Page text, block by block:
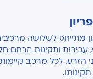
מתייחס לשלושה
עבירות ותקינות הרחם
הזרע. לכל מרכיב